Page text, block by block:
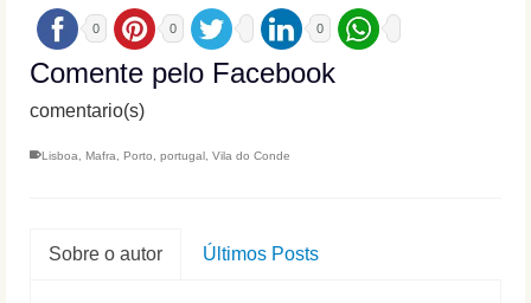
0 0 0
Comente pelo Facebook
comentario(s)
Lisboa, Mafra, Porto, portugal, Vila do Conde
Sobre o autor Últimos Posts